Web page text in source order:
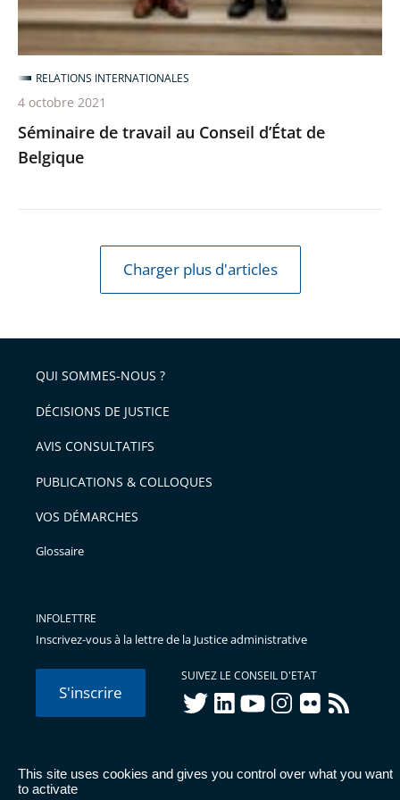
This site uses cookies and gives you control over what you want
to activate
Séminaire de travail au Conseil d’État de
Belgique
RELATIONS INTERNATIONALES
4 octobre 2021
Charger plus d'articles
QUI SOMMES-NOUS ?
DÉCISIONS DE JUSTICE
AVIS CONSULTATIFS
PUBLICATIONS & COLLOQUES
VOS DÉMARCHES
Glossaire
INFOLETTRE
Inscrivez-vous à la lettre de la Justice administrative
S'inscrire
SUIVEZ LE CONSEIL D'ETAT
twitterlinkedInyoutubeinstagram
flickr rss
© Conseil d'État 2026 - Mentions légales
Données